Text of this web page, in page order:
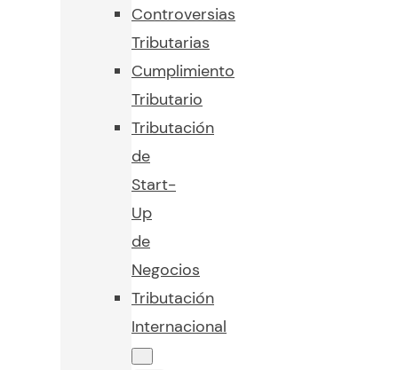
Controversias
Tributarias
Cumplimiento
Tributario
Tributación
de
Start-
Up
de
Negocios
Tributación
Internacional